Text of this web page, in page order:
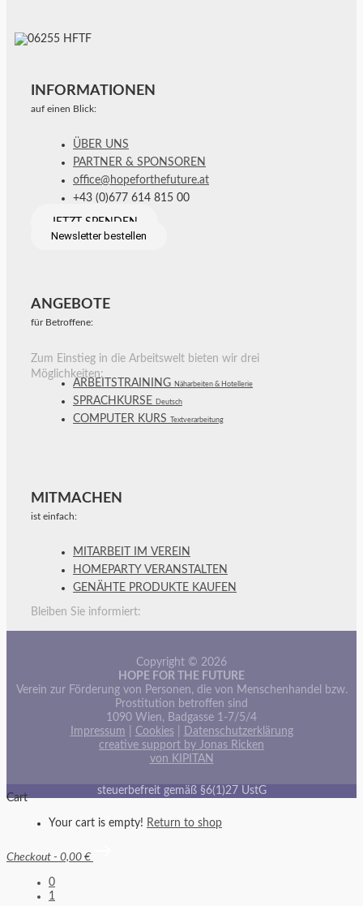
INFORMATIONEN
auf einen Blick:
ÜBER UNS
PARTNER & SPONSOREN
office@hopeforthefuture.at
+43 (0)677 614 815 00
JETZT SPENDEN
Newsletter bestellen
ANGEBOTE
für Betroffene:
Zum Einstieg in die Arbeitswelt bieten wir drei
Möglichkeiten:
ARBEITSTRAINING Näharbeiten & Hotellerie
SPRACHKURSE Deutsch
COMPUTER KURS Textverarbeitung
MITMACHEN
ist einfach:
MITARBEIT IM VEREIN
HOMEPARTY VERANSTALTEN
GENÄHTE PRODUKTE KAUFEN
Bleiben Sie informiert:
Copyright © 2026
HOPE FOR THE FUTURE
Verein zur Förderung von Personen, die von Menschenhandel bzw.
Prostitution betroffen sind
1090 Wien, Badgasse 1-7/5/4
Impressum
Cookies|
Datenschutzerklärung
creative support by Jonas Ricken
von KIPITAN
steuerbefreit gemäß §6(1)27 UstG
Cart
Your cart is empty! Return to shop
Checkout - 0,00 €
0
1